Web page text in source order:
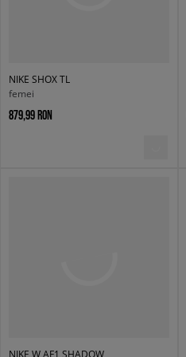
NIKE SHOX TL
femei
879,99 RON
NIKE W AF1 SHADOW